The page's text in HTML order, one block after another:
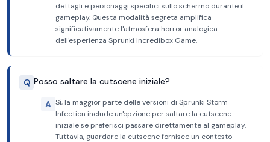
dettagli e personaggi specifici sullo schermo durante il
gameplay. Questa modalità segreta amplifica
significativamente l'atmosfera horror analogica
dell'esperienza Sprunki Incredibox Game.
Q Posso saltare la cutscene iniziale?
A Sì, la maggior parte delle versioni di Sprunki Storm
Infection include un'opzione per saltare la cutscene
iniziale se preferisci passare direttamente al gameplay.
Tuttavia, guardare la cutscene fornisce un contesto